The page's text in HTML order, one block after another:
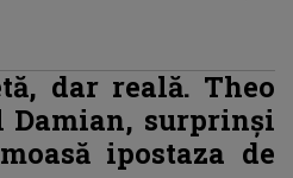
dar reală. Theo
Damian, surprinși
ipostaza de